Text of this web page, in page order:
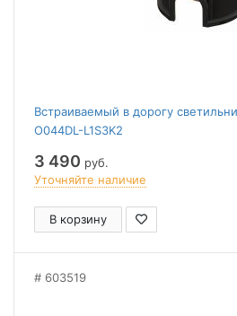
Встраиваемый в дорогу
O044DL-L1S3K2
3 490 руб.
Уточняйте наличие
В корзину
603519